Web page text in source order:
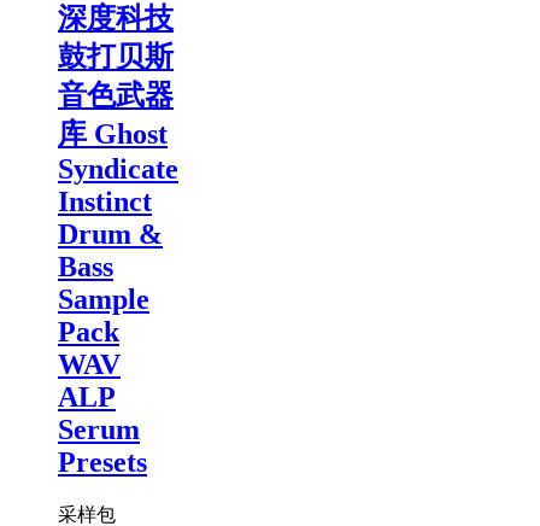
深度科技
鼓打贝斯
音色武器
库 Ghost
Syndicate
Instinct
Drum &
Bass
Sample
Pack
WAV
ALP
Serum
Presets
采样包